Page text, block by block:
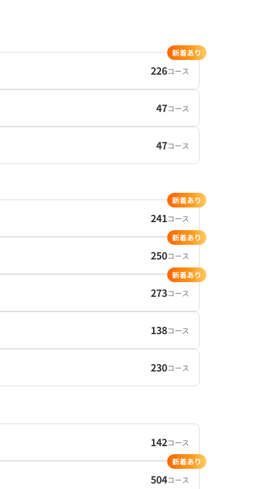
226コース
新着あり
47コース
47コース
241コース
新着あり
250コース
新着あり
273コース
新着あり
138コース
230コース
142コース
504コース
新着あり